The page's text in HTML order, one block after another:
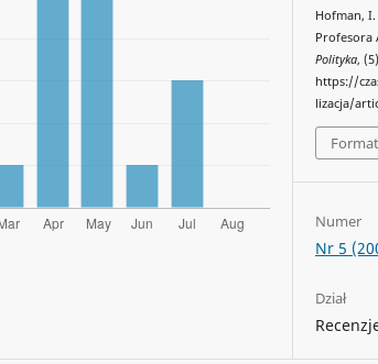
Hofman, I.
Profesora
Polityka,
https://
lizacja/
Numer
Nr 5
Dział